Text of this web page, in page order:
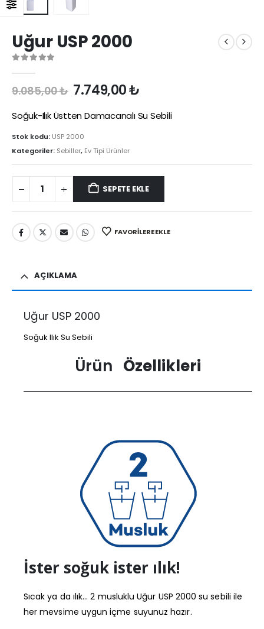
Uğur USP 2000
9.085,00₺ Orijinal
9.085,00 ₺.
7.749,00₺
fiyat:
Soğuk-Ilık Üstten Damacanalı Su Sebili
Stok kodu: USP 2000
Kategoriler: Sebiller, Ev Tipi Ürünler
SEPETE EKLE
FAVORILERE EKLE
AÇIKLAMA
Uğur USP 2000
Soğuk Ilık Su Sebili
Ürün Özellikleri
İster soğuk ister ılık!
Sıcak ya da ılık... 2 musluklu Uğur USP 2000 su sebili ile
her mevsime uygun içme suyunuz hazır.